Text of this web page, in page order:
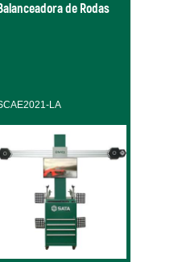
de Rodas
LA